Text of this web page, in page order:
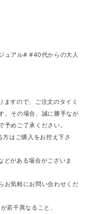
ュアル# #40代からの大人
すので、ご注文のタイミ
。その場合、誠に勝手なが
予めご了承ください。
はご購入をお控え下さ
がある場合がございま
お気軽にお問い合わせくだ
若干異なること、